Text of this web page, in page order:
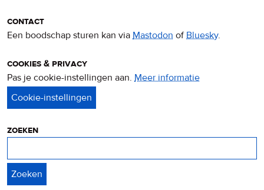
contact
Een boodschap sturen kan via Mastodon ofBluesky.
cookies & privacy
Pas je cookie-instellingen aan. Meer informatie
zoeken